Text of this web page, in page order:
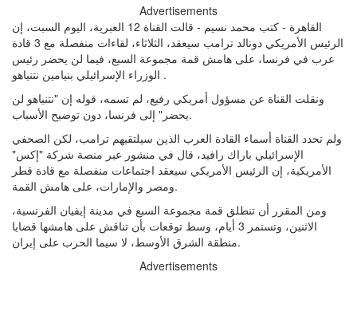
Advertisements
القاهرة - كتب محمد نسيم - قالت القناة 12 العبرية، اليوم السبت، إن
الرئيس الأمريكي دونالد ترامب سيعقد، الثلاثاء، لقاءات منفصلة مع 3 قادة
عرب في فرنسا، على هامش قمة مجموعة السبع، فيما لن يحضر رئيس
الوزراء الإسرائيلي بنيامين نتنياهو .
ونقلت القناة عن مسؤول أمريكي رفيع، لم تسمه، قوله إن "نتنياهو لن
يحضر" إلى فرنسا، دون توضيح الأسباب.
ولم تحدد القناة أسماء القادة العرب الذين سيلتقيهم ترامب، لكن الصحفي
الإسرائيلي باراك رافيد، قال في منشور عبر منصة شركة "إكس"
الأمريكية، إن الرئيس الأمريكي سيعقد اجتماعات منفصلة مع قادة قطر
ومصر والإمارات، على هامش القمة.
ومن المقرر أن تنطلق قمة مجموعة السبع في مدينة إيفيان الفرنسية،
الاثنين، وتستمر 3 أيام، وسط توقعات بأن تناقش على هامشها قضايا
منطقة الشرق الأوسط، لا سيما الحرب على إيران.
Advertisements